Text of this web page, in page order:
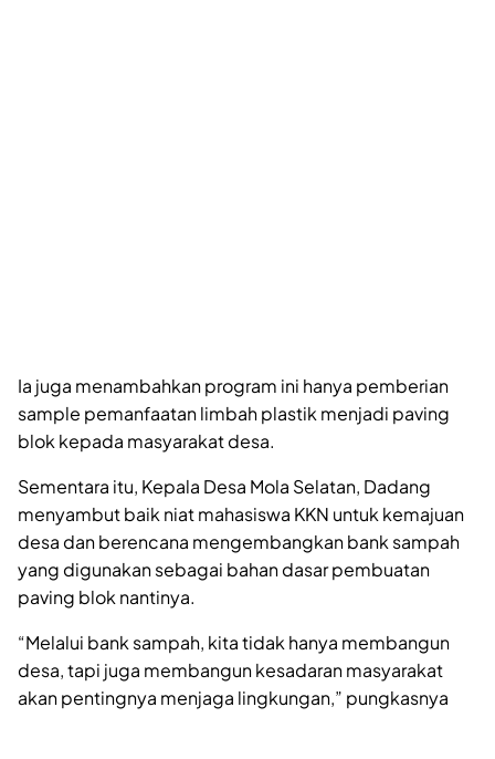
Ia juga menambahkan program ini hanya pemberian
sample pemanfaatan limbah plastik menjadi paving
blok kepada masyarakat desa.
Sementara itu, Kepala Desa Mola Selatan, Dadang
menyambut baik niat mahasiswa KKN untuk kemajuan
desa dan berencana mengembangkan bank sampah
yang digunakan sebagai bahan dasar pembuatan
paving blok nantinya.
“Melalui bank sampah, kita tidak hanya membangun
desa, tapi juga membangun kesadaran masyarakat
akan pentingnya menjaga lingkungan,” pungkasnya